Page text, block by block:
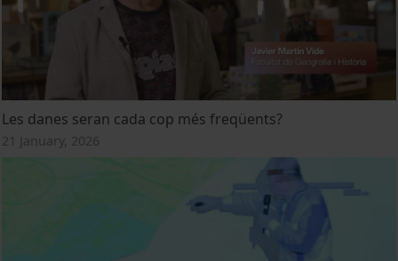
Les danes seran cada cop més freqüents?
21 January, 2026